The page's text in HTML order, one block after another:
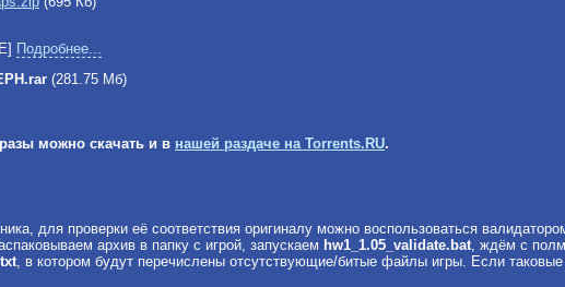
Подробнее...
(281.75 Мб)
можно скачать и в нашей раздаче на Torrents.RU.
для проверки её соответствия оригиналу можно воспользоваться
архив в папку с игрой, запускаем hw1_1.05_validate.bat , ждём с
, в котором будут перечислены отсутствующие/битые файлы игры. Если